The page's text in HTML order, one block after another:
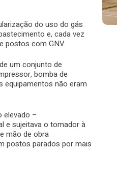
do uso do gás
e, cada vez
postos com GNV.
um conjunto de
bomba de
equipamentos não eram
–
e sujeitava o tomador à
mão de obra
postos parados por mais